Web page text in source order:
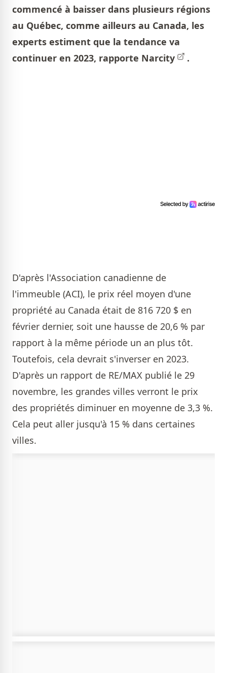
commencé à baisser dans plusieurs régions
au Québec, comme ailleurs au Canada, les
experts estiment que la tendance va
continuer en 2023, rapporte Narcity .
D'après l'Association canadienne de
l'immeuble (ACI), le prix réel moyen d'une
propriété au Canada était de 816 720 $ en
février dernier, soit une hausse de 20,6 % par
rapport à la même période un an plus tôt.
Toutefois, cela devrait s'inverser en 2023.
D'après un rapport de RE/MAX publié le 29
novembre, les grandes villes verront le prix
des propriétés diminuer en moyenne de 3,3 %.
Cela peut aller jusqu'à 15 % dans certaines
villes.